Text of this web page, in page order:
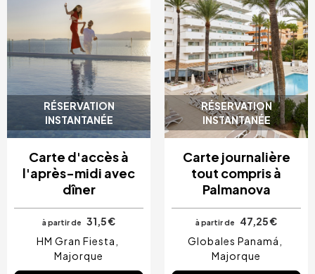
RÉSERVATION
INSTANTANÉE
Carte d'accès à
l'après-midi avec
dîner
à partir de
31,5 €
HM Gran Fiesta
Majorque
RÉSERVATION
INSTANTANÉE
Carte journalière
tout compris à
Palmanova
à partir de
47,25 €
Globales Panamá
Majorque